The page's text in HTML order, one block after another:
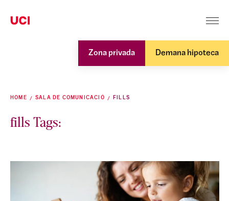
Zona privada Demana hipoteca
HOME SALA DE COMUNICACIÓ FILLS
fills Tags: